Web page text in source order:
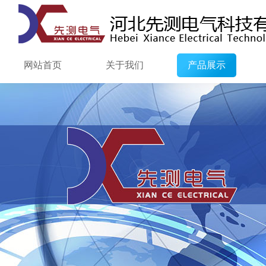
网站首页 关于我们 产品展示